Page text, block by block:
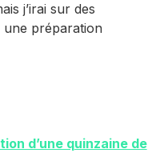
j’irai sur des
préparation
d’une quinzaine de